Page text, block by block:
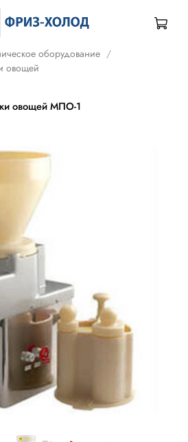
оборудование
овощей
овощей МПО-1